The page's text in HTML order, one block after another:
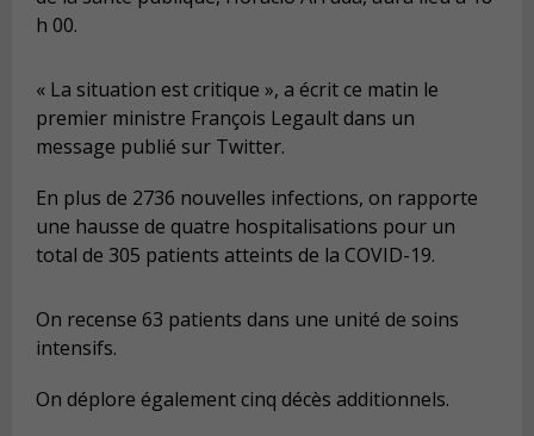
h 00.
« La situation est critique », a écrit ce matin le
premier ministre François Legault dans un
message publié sur Twitter.
En plus de 2736 nouvelles infections, on rapporte
une hausse de quatre hospitalisations pour un
total de 305 patients atteints de la COVID-19.
On recense 63 patients dans une unité de soins
intensifs.
On déplore également cinq décès additionnels.